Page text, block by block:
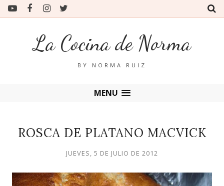
La Cocina de Norma
BY NORMA RUIZ
MENU
ROSCA DE PLATANO MACVICK
JUEVES, 5 DE JULIO DE 2012